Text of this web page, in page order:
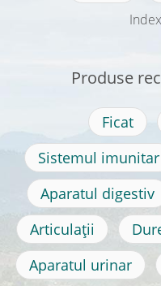
Produse
Ficat
Sistemul imunitar
Aparatul digestiv
Articulații
Aparatul urinar